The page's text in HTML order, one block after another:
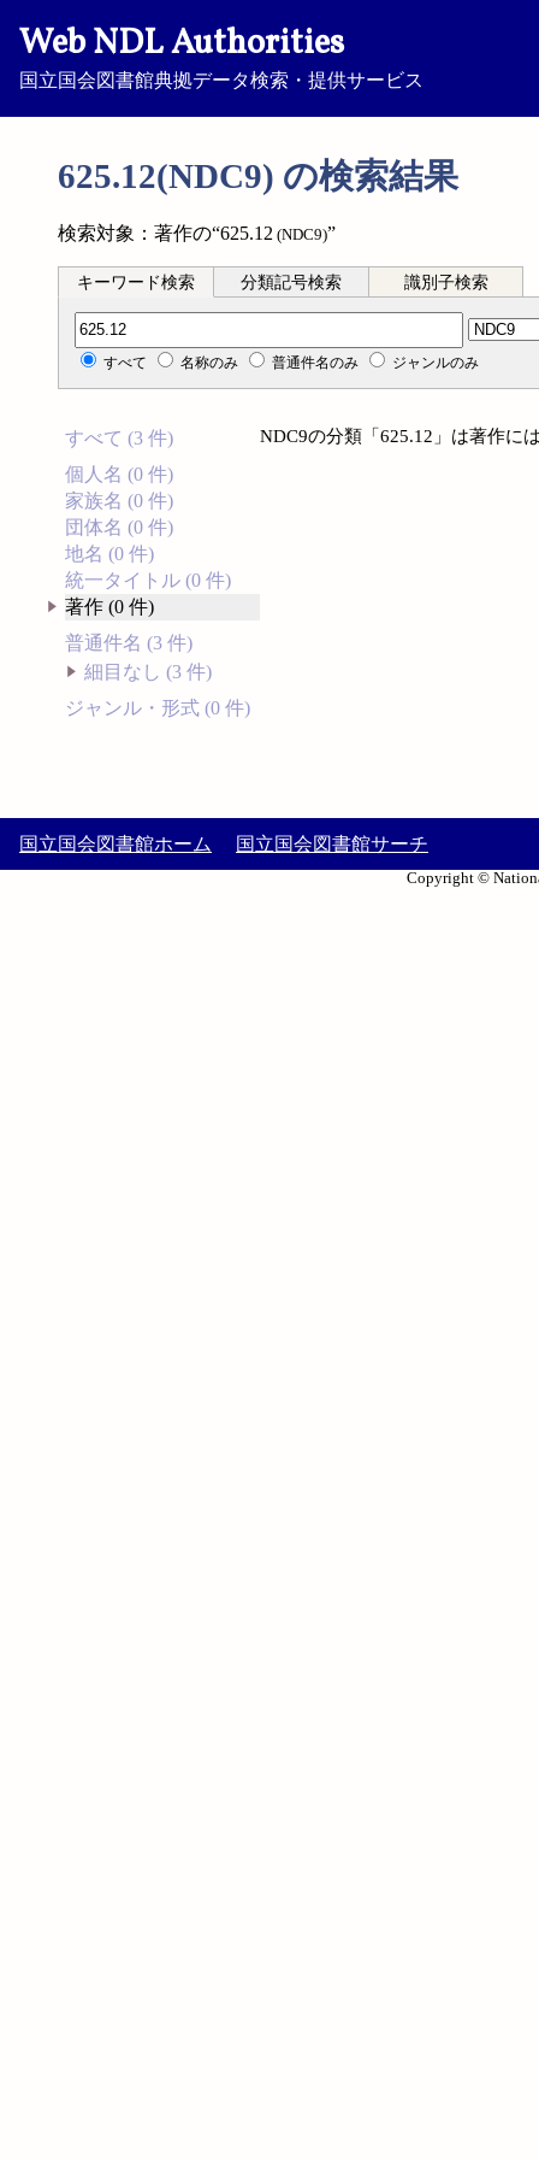
Web NDL Authorities
国立国会図書館典拠データ検索・提供サービス
625.12(NDC9) の検索結果
検索対象：著作の“625.12 (NDC9)”
キーワード検索 分類記号検索 識別子検索
分類記号検索
すべて 名称のみ 普通件名のみ ジャンルのみ
すべて (3 件)
個人名 (0 件)
家族名 (0 件)
団体名 (0 件)
地名 (0 件)
統一タイトル (0 件)
著作 (0 件)
普通件名 (3 件)
細目なし (3 件)
ジャンル・形式 (0 件)
NDC9の分類「625.12」は著作に
国立国会図書館ホーム 国立国会図書館サーチ
Copyright ©